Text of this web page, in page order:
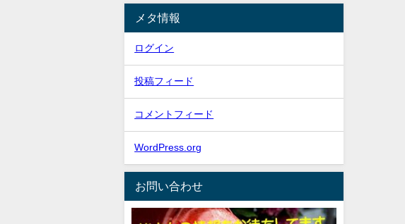
メタ情報
ログイン
投稿フィード
コメントフィード
WordPress.org
お問い合わせ